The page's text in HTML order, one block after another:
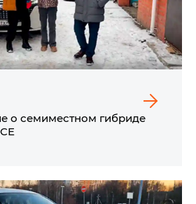
о семиместном гибриде